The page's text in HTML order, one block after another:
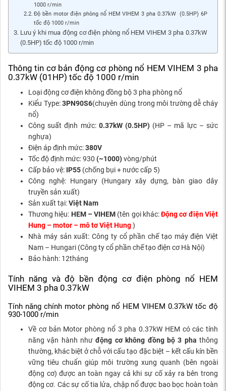
1000 r/min
Độ bền motor điện phòng nổ HEM VIHEM 3 pha 0.37kW (0.5HP) 6P
tốc độ 1000 r/min
Lưu ý khi mua động cơ điện phòng nổ HEM VIHEM 3 pha 0.37kW
(0.5HP) tốc độ 1000 r/min
Thông tin cơ bản động cơ phòng nổ HEM VIHEM 3 pha
0.37kW (01HP) tốc độ 1000 r/min
Loại động cơ điện không đồng bộ 3 pha phòng nổ
Kiểu Type:3PN90S6(chuyên dùng trong môi trường dễ cháy
nổ)
Công suất định mức: 0.37kW (0.5HP)(HP – mã lực – sức
nghựa)
Điện áp định mức:380V
Tốc độ định mức: 930 (~1000)vòng/phút
Cấp bảo vệ: IP55 (chống bụi + nước cấp 5)
Công nghệ: Hungary (Hungary xây dựng, bàn giao dây
truyền sản xuất)
Sản xuất tại:Việt Nam
Thương hiệu: HEM – VIHEM (tên gọi khác:Động cơ điện Việt
Hung – motor – mô tơ Việt Hung)
Nhà máy sản xuất: Công ty cổ phần chế tạo máy điện Việt
Nam – Hungari (Công ty cổ phần chế tạo điện cơ Hà Nội)
Bảo hành: 12tháng
Tính năng và độ bền động cơ điện phòng nổ HEM
VIHEM 3 pha 0.37kW
Tính năng chính motor phòng nổ HEM VIHEM 0.37kW tốc độ
930-1000 r/min
Về cơ bản Motor phòng nổ 3 pha 0.37kW HEM có các tính
năng vận hành nhưđộng cơ không đồng bộ 3 pha thông
thường, khác biệt ở chỗ với cấu tạo đặc biệt – kết cấu kín bền
vững tiêu chuẩn giúp môi trường xung quanh (bên ngoài
động cơ) được an toàn ngay cả khi sự cố xảy ra bên trong
động cơ. Các sự cố tia lửa, chập nổ được bao bọc hoàn toàn